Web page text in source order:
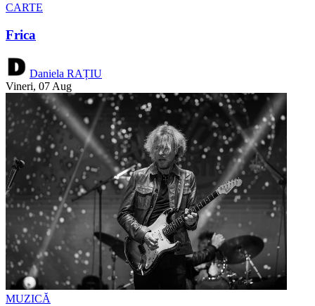
CARTE
Frica
Daniela RAȚIU
Vineri, 07 Aug
MUZICĂ